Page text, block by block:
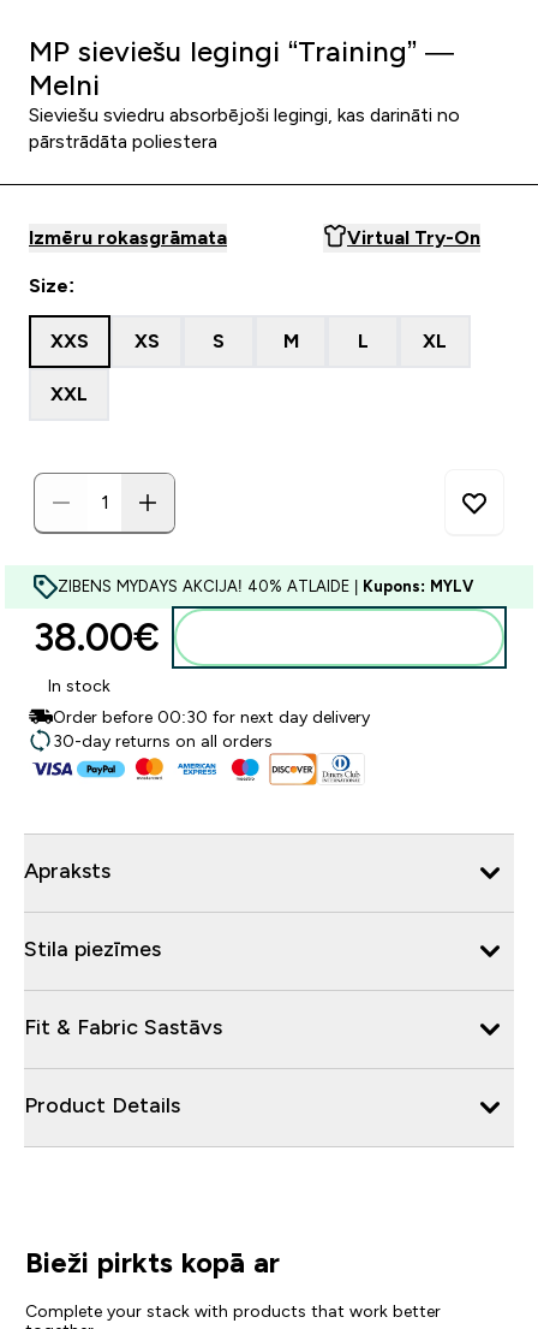
MP sieviešu legingi “Training” —
Melni
Sieviešu sviedru absorbējoši legingi, kas darināti no
pārstrādāta poliestera
Izmēru rokasgrāmata Virtual Try-On
Size:
XXS XS S M L XL
XXL
ZIBENS MYDAYS AKCIJA! 40% ATLAIDE | Kupons: MYLV
38.00€‎
In stock
Order before 00:30 for next day delivery
30-day returns on all orders
Apraksts
Stila piezīmes
Fit & Fabric Sastāvs
Product Details
Bieži pirkts kopā ar
Complete your stack with products that work better